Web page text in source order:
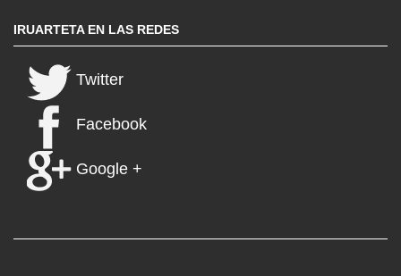
IRUARTETA EN LAS REDES
Twitter
Facebook
Google +